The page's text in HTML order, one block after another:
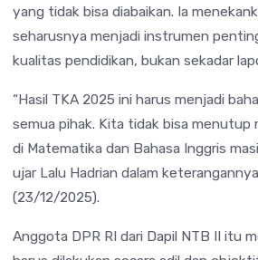
yang tidak bisa diabaikan. Ia
seharusnya menjadi instrumen
kualitas pendidikan, bukan sekadar
“Hasil TKA 2025 ini harus menjadi
semua pihak. Kita tidak bisa menutup
di Matematika dan Bahasa Inggris
ujar Lalu Hadrian dalam
(23/12/2025).
Anggota DPR RI dari Dapil NTB II itu